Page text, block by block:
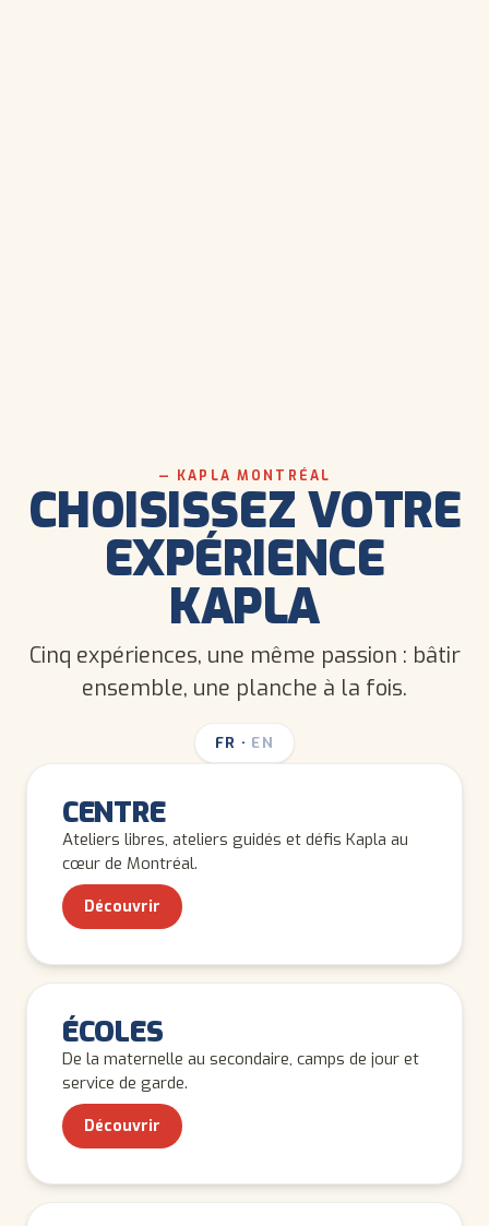
— KAPLA MONTRÉAL
CHOISISSEZ VOTRE
EXPÉRIENCE
KAPLA
Cinq expériences, une même passion : bâtir
ensemble, une planche à la fois.
FR · EN
CENTRE
Ateliers libres, ateliers guidés et défis Kapla au
cœur de Montréal.
Découvrir
ENFANTS
ÉCOLES
De la maternelle au secondaire, camps de jour et
service de garde.
Découvrir